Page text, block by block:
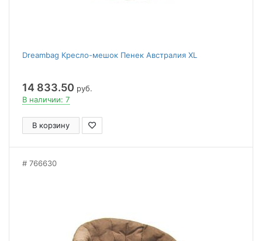
Dreambag Кресло-мешок Пенек Австралия XL
14 833.50 руб.
В наличии: 7
В корзину
766630